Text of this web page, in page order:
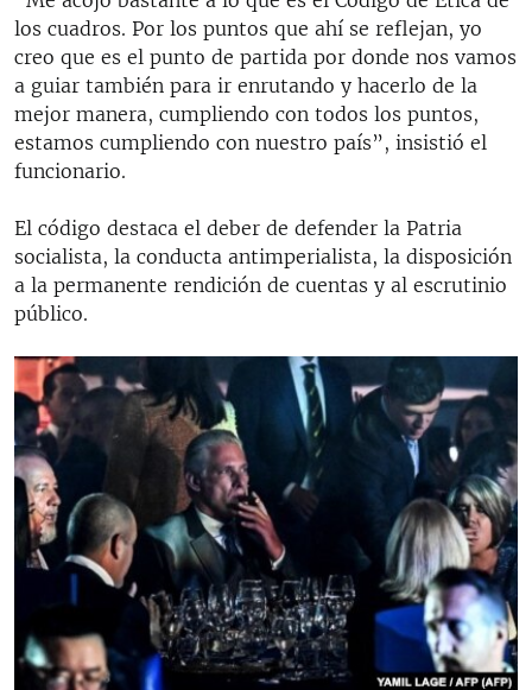
los cuadros. Por los puntos que ahí se reflejan, yo
creo que es el punto de partida por donde nos vamos
a guiar también para ir enrutando y hacerlo de la
mejor manera, cumpliendo con todos los puntos,
estamos cumpliendo con nuestro país”, insistió el
funcionario.
El código destaca el deber de defender la Patria
socialista, la conducta antimperialista, la disposición
a la permanente rendición de cuentas y al escrutinio
público.